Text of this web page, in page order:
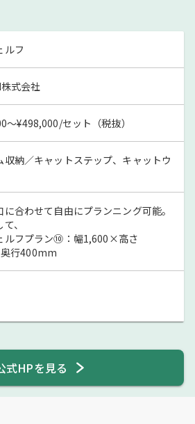
ルフ
式会社
～¥498,000/セット（税抜）
収納／キャットステップ、キャットウ
に合わせて自由にプランニング可能。
、
ルフプラン⑩：幅1,600×高さ
行400mm
式HPを見る